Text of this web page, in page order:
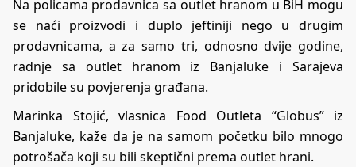
Na policama prodavnica sa outlet hranom u BiH mogu
se naći proizvodi i duplo jeftiniji nego u drugim
prodavnicama, a za samo tri, odnosno dvije godine,
radnje sa outlet hranom iz Banjaluke i Sarajeva
pridobile su povjerenja građana.
Marinka Stojić, vlasnica Food Outleta “Globus” iz
Banjaluke, kaže da je na samom početku bilo mnogo
potrošača koji su bili skeptični prema outlet hrani.